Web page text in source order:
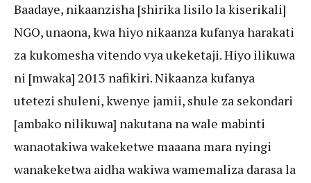
Baadaye, nikaanzisha [shirika lisilo la kiserikali]
NGO, unaona, kwa hiyo nikaanza kufanya harakati
za kukomesha vitendo vya ukeketaji. Hiyo ilikuwa
ni [mwaka] 2013 nafikiri. Nikaanza kufanya
utetezi shuleni, kwenye jamii, shule za sekondari
[ambako nilikuwa] nakutana na wale mabinti
wanaotakiwa wakeketwe maaana mara nyingi
wanakeketwa aidha wakiwa wamemaliza darasa la